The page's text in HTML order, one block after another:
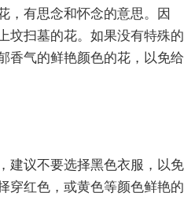
，有思念和怀念的意思。因
坟扫墓的花。如果没有特殊的
香气的鲜艳颜色的花，以免给
建议不要选择黑色衣服，以免
穿红色，或黄色等颜色鲜艳的